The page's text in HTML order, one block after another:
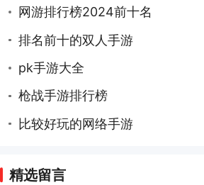
网游排行榜2024前十名
排名前十的双人手游
pk手游大全
枪战手游排行榜
比较好玩的网络手游
精选留言